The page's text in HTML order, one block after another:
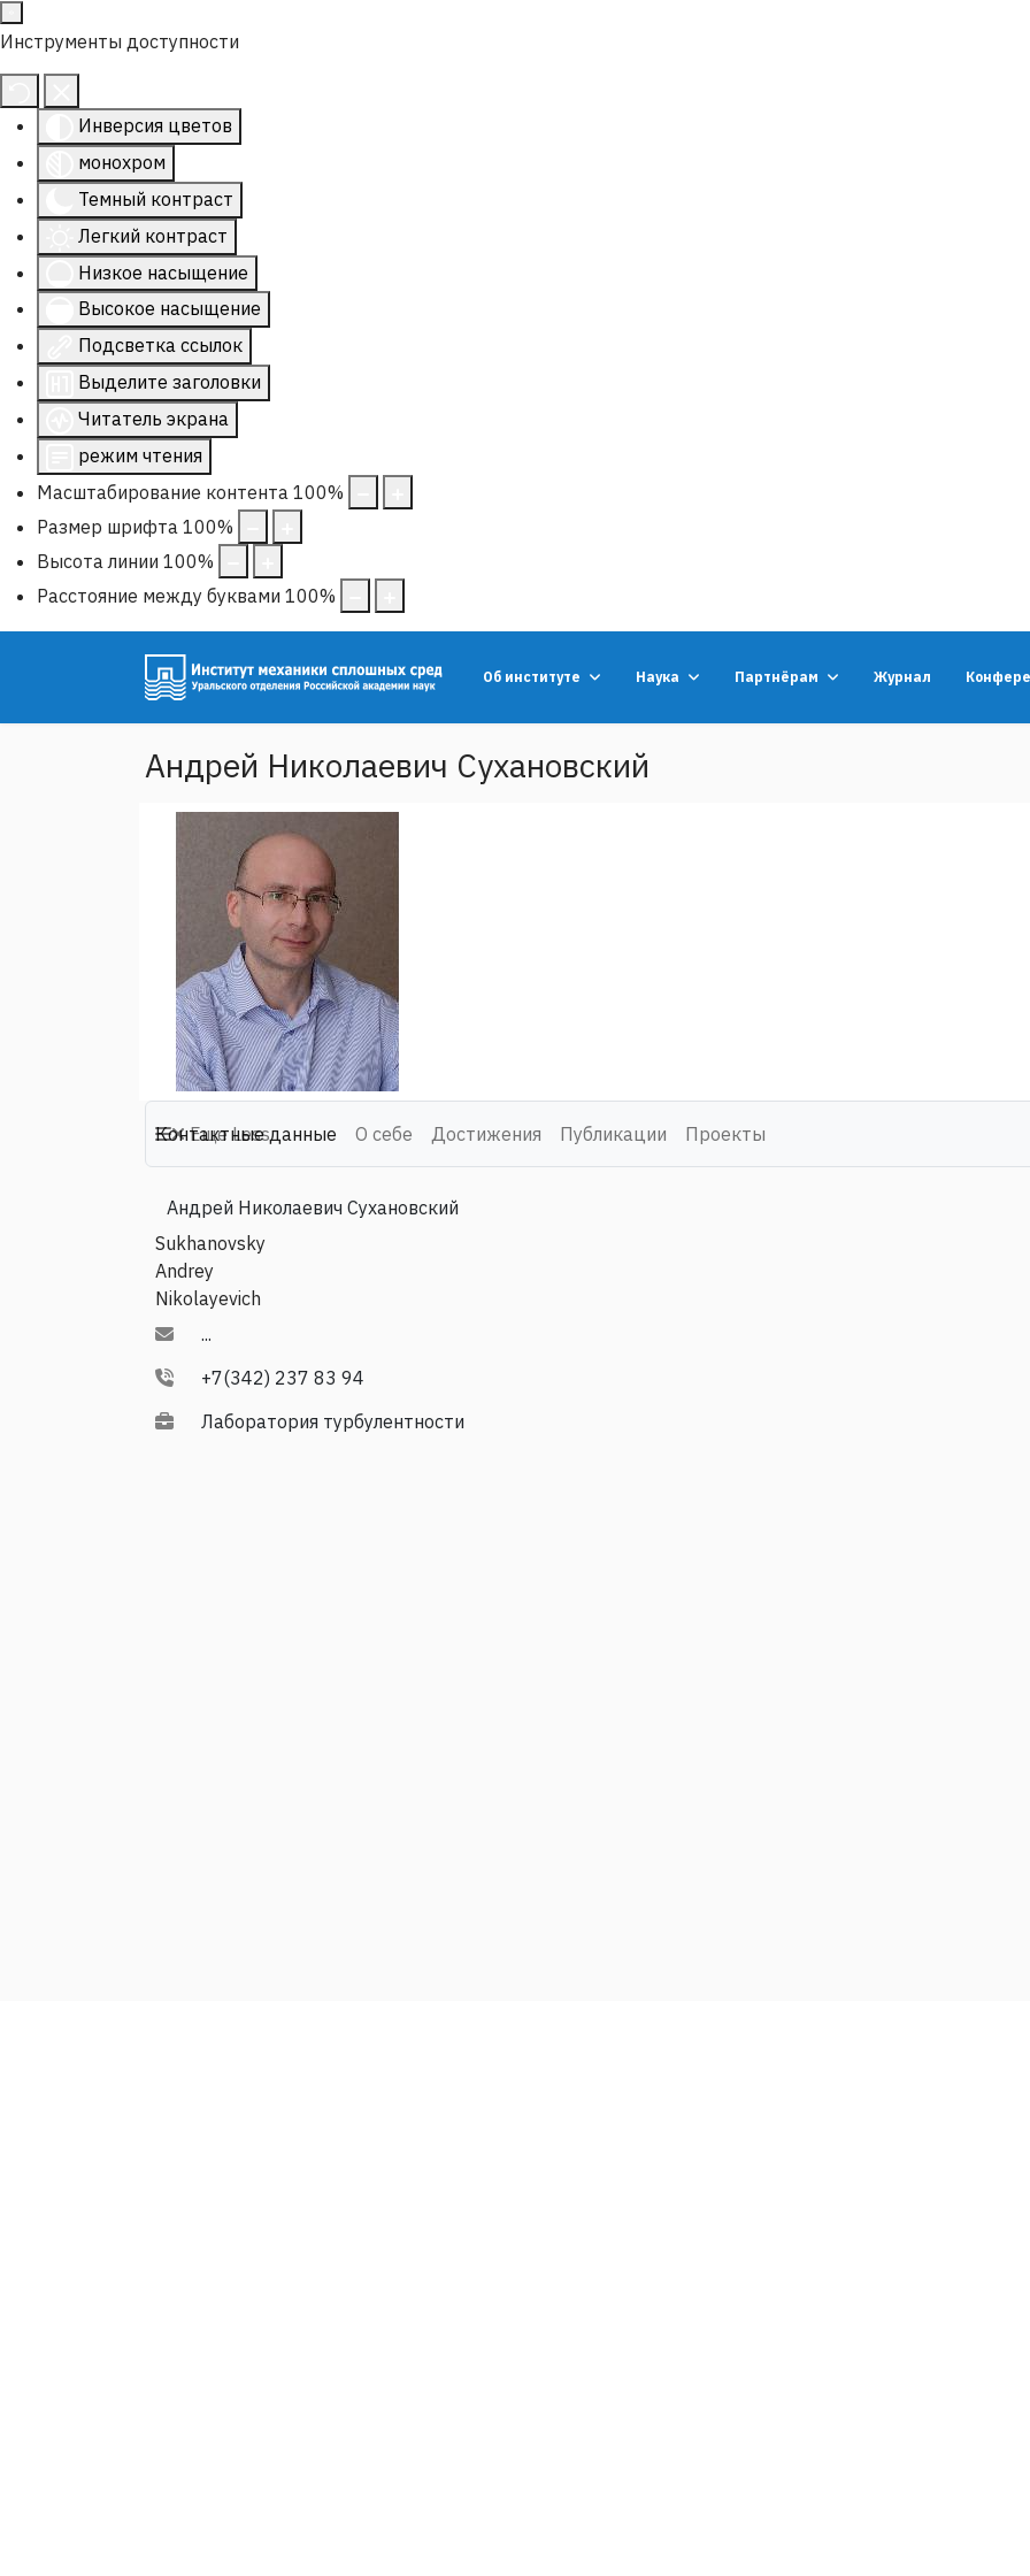
Инструменты доступности
Инверсия цветов
монохром
Темный контраст
Легкий контраст
Низкое насыщение
Высокое насыщение
Подсветка ссылок
Выделите заголовки
Читатель экрана
режим чтения
Масштабирование контента 100%
Размер шрифта 100%
Высота линии 100%
Расстояние между буквами 100%
Об институте Наука Партнёрам Журнал
Андрей Николаевич Сухановский
Контактные данные О себе Достижения Публикации Проекты
Еще Less
Андрей Николаевич Сухановский
Sukhanovsky
Andrey
Nikolayevich
...
+7(342) 237 83 94
Лаборатория турбулентности